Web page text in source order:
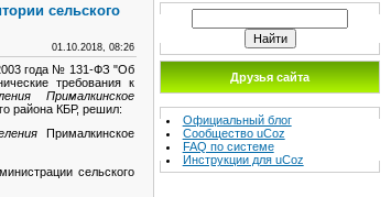
сельского
01.10.2018, 08:26
года № 131-ФЗ "Об
требования к
Прималкинское
района КБР, решил:
Прималкинское
сельского
Друзья сайта
Официальный блог
Сообщество uCoz
FAQ по системе
Инструкции для uCoz